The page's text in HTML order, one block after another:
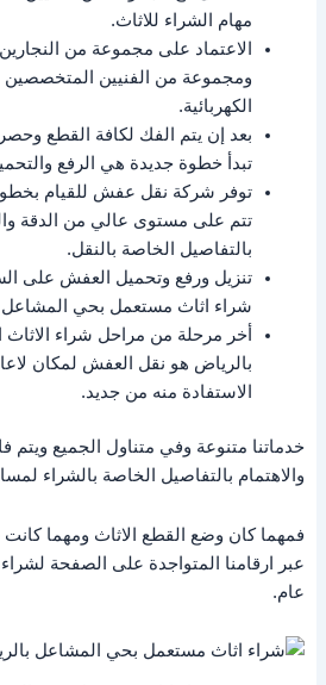
مهام الشراء للاثاث.
الاعتماد على مجموعة من
ومجموعة من الفنيين المتخصصين
الكهربائية.
بعد إن يتم الفك لكافة القطع
تبدأ خطوة جديدة هي الرفع
توفر شركة نقل عفش للقيام
تتم على مستوى عالي من الدقة
بالتفاصيل الخاصة بالنقل.
تنزيل ورفع وتحميل العفش على
شراء اثاث مستعمل بحي المشاعل
أخر مرحلة من مراحل شراء
بالرياض هو نقل العفش لمكان
الاستفادة منه من جديد.
خدماتنا متنوعة وفي متناول الجميع
والاهتمام بالتفاصيل الخاصة بالشراء
فمهما كان وضع القطع الاثاث ومهما كانت
عبر ارقامنا المتواجدة على الصفحة
عام.